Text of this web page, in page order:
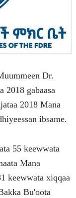
Dr.
gabaasa
2018 Mana
ibsame.
55 keewwata
Mana
keewwata xiqqaa
Bu'oota